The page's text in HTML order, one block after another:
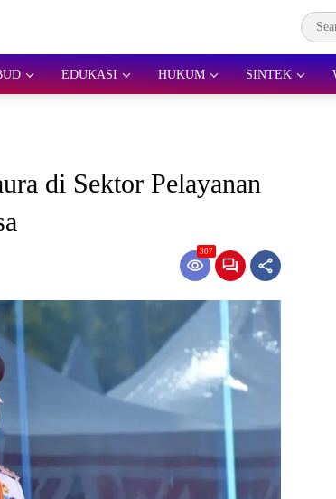
EDUKASI HUKUM SINTEK
di Sektor Pelayanan
307